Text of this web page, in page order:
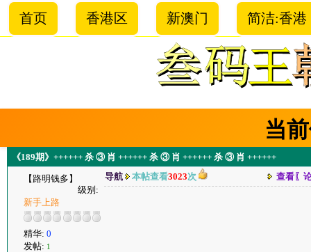
首页 香港区 新澳门 简洁:香港
当
《189期》++++++ 杀 ③ 肖 ++++++ 杀 ③ 肖 ++++++ 杀 ③ 肖 ++++++
【路明钱多】
级别:
新手上路
精华: 0
发帖: 1
导航 本帖查看3023次 查看〖